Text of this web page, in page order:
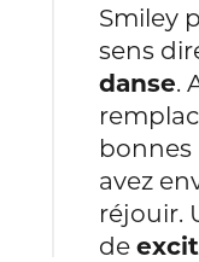
Smiley
sens
danse.
bonnes
avez
réjouir.
de